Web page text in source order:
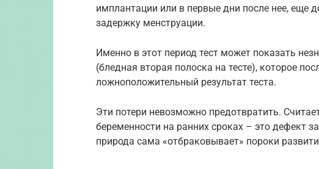
имплантации или в первые дни после нее, еще
задержку менструации.
Именно в этот период тест может показать
(бледная вторая полоска на тесте), которое
ложноположительный результат теста.
Эти потери невозможно предотвратить.
беременности на ранних сроках – это дефект
природа сама «отбраковывает» пороки